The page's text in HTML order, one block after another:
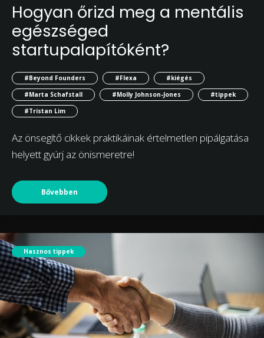
Hogyan őrizd meg a mentális
egészséged
startupalapítóként?
#Beyond Founders #Flexa
#kiégés
#Marta Schafstall
#Molly Johnson-Jones
#tippek
#Tristan Lim
Az önsegítő cikkek praktikáinak értelmetlen pipálgatása
helyett gyúrj az önismeretre!
Bővebben
Hasznos tippek